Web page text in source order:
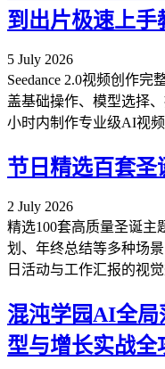
到出片极速上手
5 July 2026
Seedance 2.0视频创作
盖基础操作、模型选择
小时内制作专业级AI视频
节日精选百套圣
2 July 2026
精选100套高质量圣诞主
划、年终总结等多种场
日活动与工作汇报的视觉
混沌学园AI全
型与增长实战全